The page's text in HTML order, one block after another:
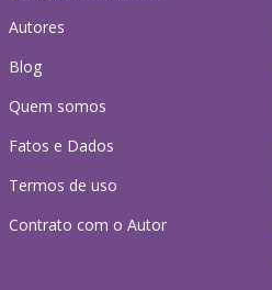
Autores
Blog
Quem somos
Fatos e Dados
Termos de uso
Contrato com o Autor